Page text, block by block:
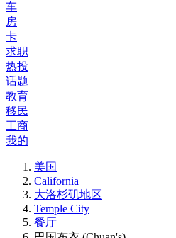
车
房
卡
求职
热投
话题
教育
移民
工商
我的
美国
California
大洛杉矶地区
Temple City
餐厅